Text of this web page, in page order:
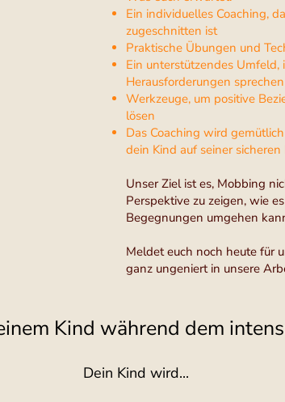
Ein individuelles Coaching,
zugeschnitten ist
Praktische Übungen und
Ein unterstützendes
Herausforderungen
Werkzeuge, um positive
lösen
Das Coaching wird
dein Kind auf seiner
Unser Ziel ist es, Mobbing
Perspektive zu zeigen, wie
Begegnungen umgehen
Meldet euch noch heute für
ganz ungeniert in unsere
Kind während dem
Dein Kind wird...